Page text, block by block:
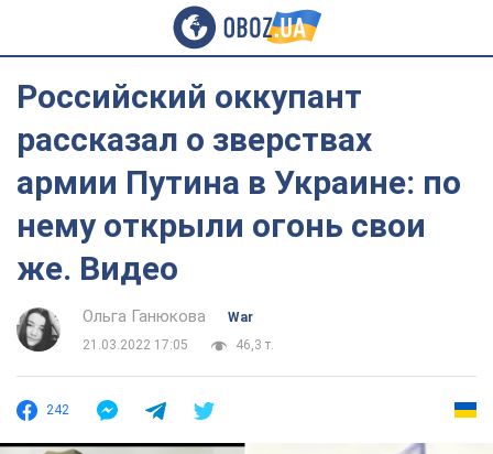
Российский оккупант
рассказал о зверствах
армии Путина в Украине: по
нему открыли огонь свои
же. Видео
Ольга Ганюкова
War
21.03.2022 17:05
46,3 т.
242